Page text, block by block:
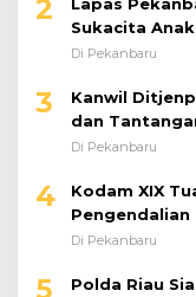
2
Lapas
Sukacita
Bantuan Sosial
Di Pekanbaru
3
Kanwil
dan
Bersama
Di Pekanbaru
4
Kodam XIX
Doktrin TNI AD
Di Pekanbaru
5
Polda Riau